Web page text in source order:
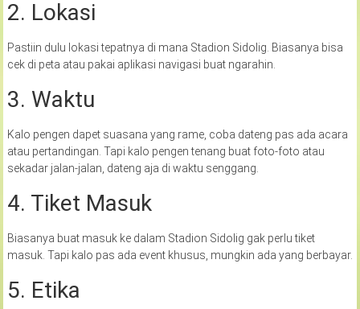
2. Lokasi
Pastiin dulu lokasi tepatnya di mana Stadion Sidolig. Biasanya bisa
cek di peta atau pakai aplikasi navigasi buat ngarahin.
3. Waktu
Kalo pengen dapet suasana yang rame, coba dateng pas ada acara
atau pertandingan. Tapi kalo pengen tenang buat foto-foto atau
sekadar jalan-jalan, dateng aja di waktu senggang.
4. Tiket Masuk
Biasanya buat masuk ke dalam Stadion Sidolig gak perlu tiket
masuk. Tapi kalo pas ada event khusus, mungkin ada yang berbayar.
5. Etika